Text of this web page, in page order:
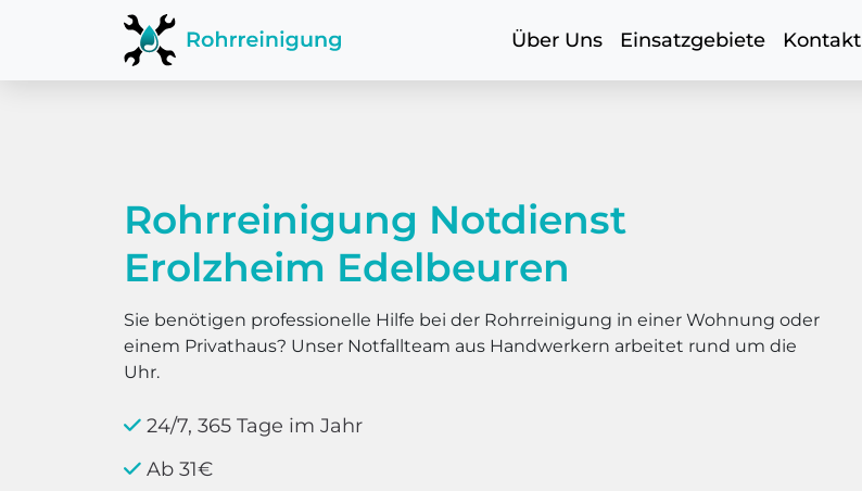
Über Uns Einsatzgebiete Kontakt
Rohrreinigung Notdienst
Erolzheim Edelbeuren
Sie benötigen professionelle Hilfe bei der Rohrreinigung in einer Wohnung oder
einem Privathaus? Unser Notfallteam aus Handwerkern arbeitet rund um die
Uhr.
24/7, 365 Tage im Jahr
Ab 31€